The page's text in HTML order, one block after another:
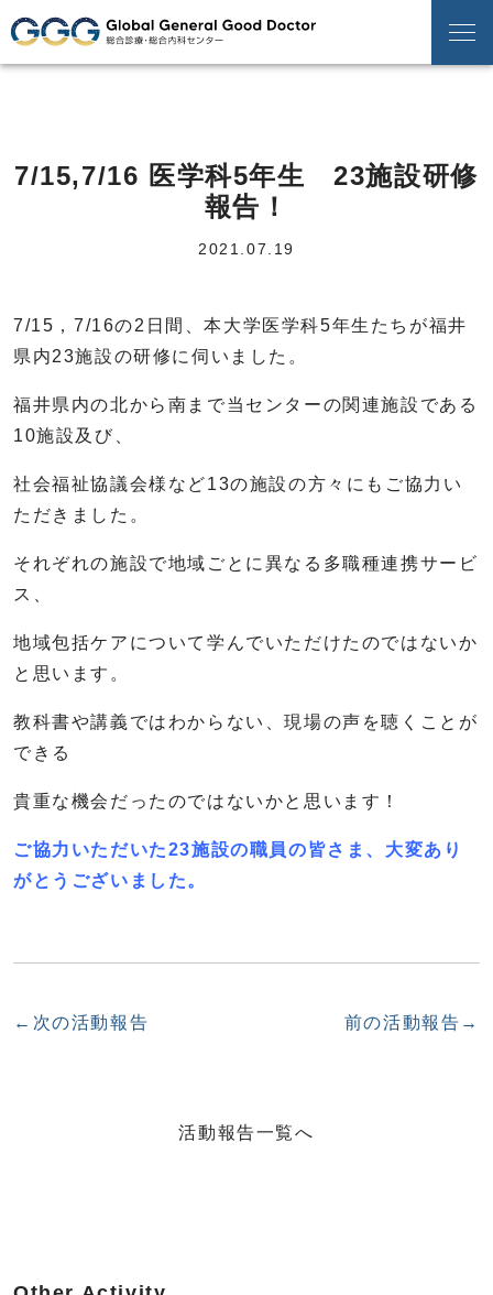
7/15,7/16 医学科5年生 23施設研修
報告！
2021.07.19
7/15，7/16の2日間、本大学医学科5年生たちが福井
県内23施設の研修に伺いました。
福井県内の北から南まで当センターの関連施設である
10施設及び、
社会福祉協議会様など13の施設の方々にもご協力い
ただきました。
それぞれの施設で地域ごとに異なる多職種連携サービ
ス、
地域包括ケアについて学んでいただけたのではないか
と思います。
教科書や講義ではわからない、現場の声を聴くことが
できる
貴重な機会だったのではないかと思います！
ご協力いただいた23施設の職員の皆さま、大変あり
がとうございました。
←次の活動報告 前の活動報告→
活動報告一覧へ